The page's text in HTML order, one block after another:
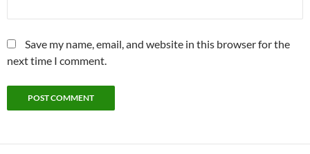
Save my name, email, and website in this browser for the
next time I comment.